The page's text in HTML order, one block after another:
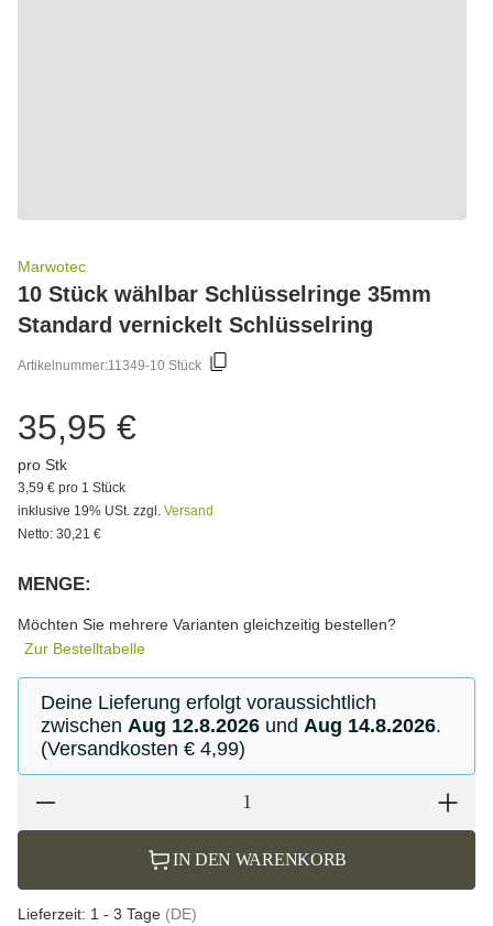
Marwotec
10 Stück wählbar Schlüsselringe 35mm
Standard vernickelt Schlüsselring
Artikelnummer:11349-10 Stück
35,95 €
pro Stk
3,59 € pro 1 Stück
inklusive 19% USt. zzgl. Versand
Netto: 30,21 €
MENGE:
Möchten Sie mehrere Varianten gleichzeitig bestellen?
Zur Bestelltabelle
Deine Lieferung erfolgt voraussichtlich
zwischen Aug 12.8.2026 und Aug 14.8.2026.
(Versandkosten € 4,99)
IN DEN WARENKORB
Lieferzeit: 1 - 3 Tage (DE)